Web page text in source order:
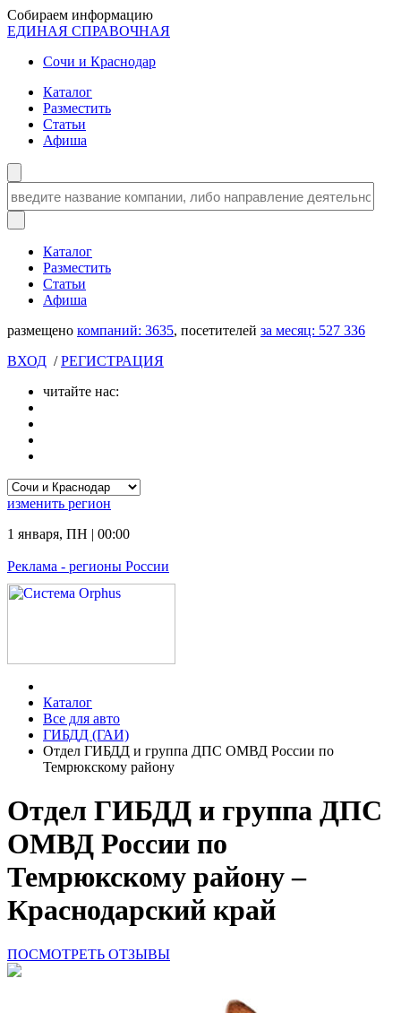
Собираем информацию
ЕДИНАЯ СПРАВОЧНАЯ
Сочи и Краснодар
Каталог
Разместить
Статьи
Афиша
Каталог
Разместить
Статьи
Афиша
размещено компаний: 3635, посетителей за месяц: 527 336
ВХОД /РЕГИСТРАЦИЯ
читайте нас:
изменить регион
1 января, ПН | 00:00
Реклама - регионы России
Каталог
Все для авто
ГИБДД (ГАИ)
Отдел ГИБДД и группа ДПС ОМВД России по
Темрюкскому району
Отдел ГИБДД и группа ДПС
ОМВД России по
Темрюкскому району –
Краснодарский край
ПОСМОТРЕТЬ ОТЗЫВЫ